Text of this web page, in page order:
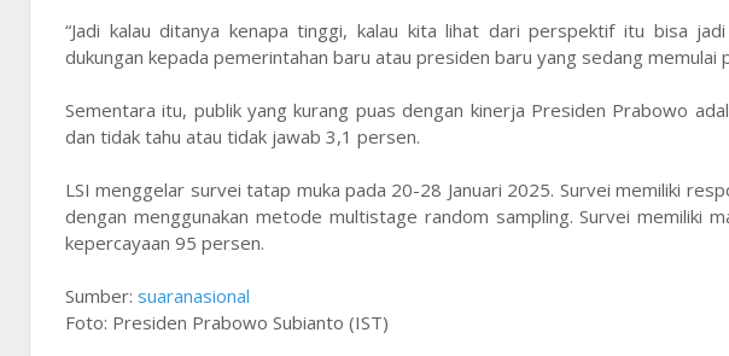
“Jadi kalau ditanya kenapa tinggi, kalau kita lihat dari perspektif itu bisa
dukungan kepada pemerintahan baru atau presiden baru yang sedang
Sementara itu, publik yang kurang puas dengan kinerja Presiden Prabowo
dan tidak tahu atau tidak jawab 3,1 persen.
LSI menggelar survei tatap muka pada 20-28 Januari 2025. Survei memiliki
dengan menggunakan metode multistage random sampling. Survei memiliki
kepercayaan 95 persen.
Sumber: suaranasional
Foto: Presiden Prabowo Subianto (IST)